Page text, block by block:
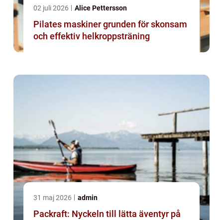
02 juli 2026 Alice Pettersson
Pilates maskiner grunden för skonsam
och effektiv helkroppsträning
31 maj 2026 admin
Packraft: Nyckeln till lätta äventyr på